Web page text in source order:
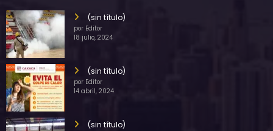
(sin título)
por Editor
18 julio, 2024
(sin título)
por Editor
14 abril, 2024
(sin título)